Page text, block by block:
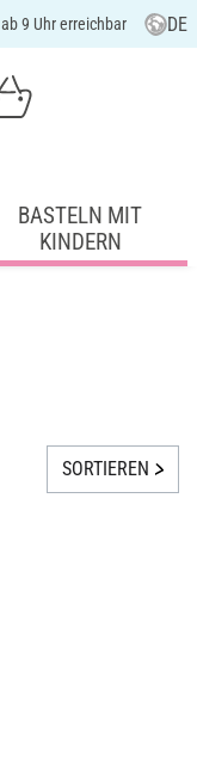
ab 9 Uhr erreichbar DE
BASTELN MIT
KINDERN
SORTIEREN